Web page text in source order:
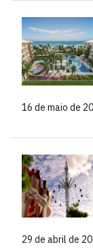
16 de maio de
29 de abril de